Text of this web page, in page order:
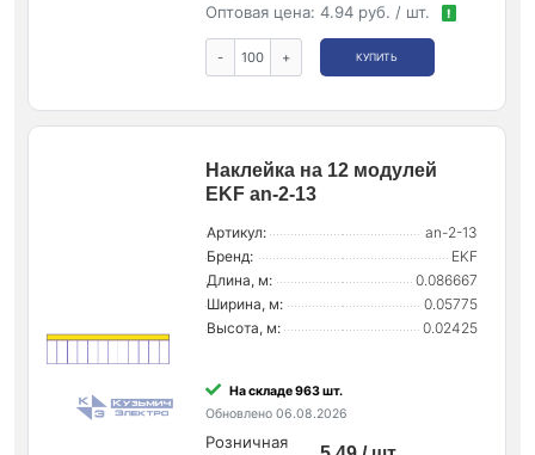
Оптовая цена: 4.94 руб. / шт. !
- + КУПИТЬ
Наклейка на 12 модулей
EKF an-2-13
Артикул:
an-2-13
Бренд:
EKF
Длина, м:
0.086667
Ширина, м:
0.05775
Высота, м:
0.02425
На складе 963 шт.
Обновлено 06.08.2026
Розничная